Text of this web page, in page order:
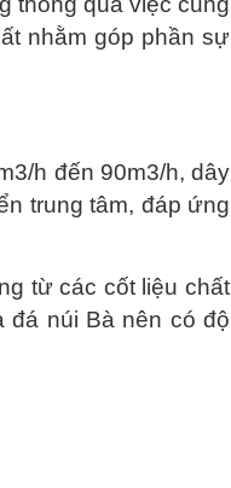
nhằm góp phần sự
h đến 90m3/h, dây
trung tâm, đáp ứng
từ các cốt liệu chất
đá núi Bà nên có độ